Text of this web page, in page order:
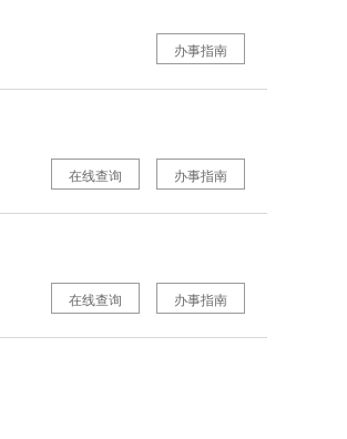
办事指南
办事指南
在线查询
办事指南
在线查询